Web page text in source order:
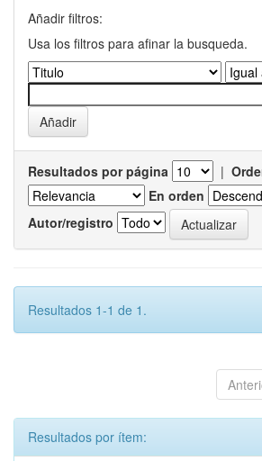
Añadir filtros:
Usa los filtros para afinar la busqueda.
Resultados por página |
En orden
Autor/registro
Resultados 1-1 de 1.
Resultados por ítem: